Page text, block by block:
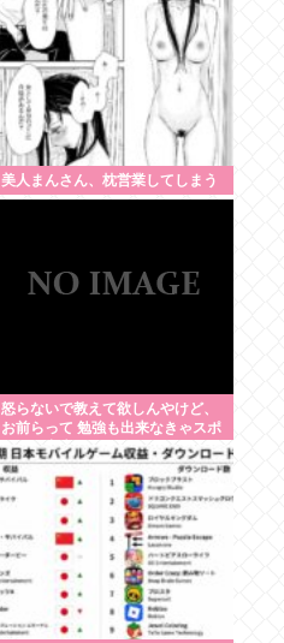
美人まんさん、枕営業してしまう
怒らないで教えて欲しんやけど、
お前らって 勉強も出来なきゃスポ
ーツも出来ない 面白くもなければ
顔も悪い クラスの5軍だったよ
ね？